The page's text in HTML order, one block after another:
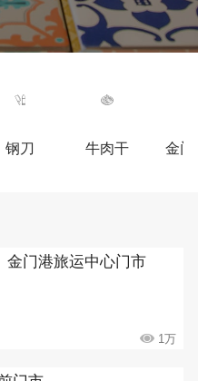
钢刀 牛肉干 金门
金门港旅运中心门市
1万